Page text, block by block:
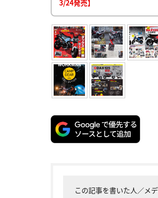
3/24発売】
この記事を書いた人／メ